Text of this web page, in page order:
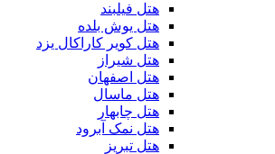
هتل فیلبند
هتل یوش بلده
هتل کویر کاراکال یزد
هتل شیراز
هتل اصفهان
هتل ماسال
هتل چابهار
هتل نمک آبرود
هتل تبریز